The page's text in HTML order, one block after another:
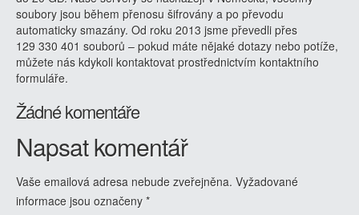
soubory jsou během přenosu šifrovány a po převodu
automaticky smazány. Od roku 2013 jsme převedli přes
129 330 401 souborů – pokud máte nějaké dotazy nebo potíže,
můžete nás kdykoli kontaktovat prostřednictvím kontaktního
formuláře.
Žádné komentáře
Napsat komentář
Vaše emailová adresa nebude zveřejněna. Vyžadované
informace jsou označeny *